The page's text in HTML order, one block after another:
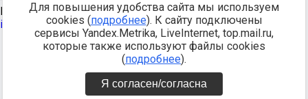
Источник:https://minjust.gov.ru/uploaded/files/reestr-
inostrannyih-agentov-22-03-2024.pdfданные на22.03.2024
Разработка -
Для повышения удобства сайта мы используем
cookies (подробнее). К сайту подключены
сервисы Yandex.Metrika, LiveInternet, top.mail.ru,
которые также используют файлы cookies
(подробнее).
Я согласен/согласна